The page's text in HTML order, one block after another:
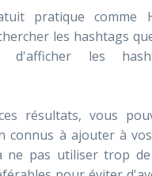
pratique comme
les hashtags
les
résultats, vous
connus à ajouter à
ne pas utiliser trop